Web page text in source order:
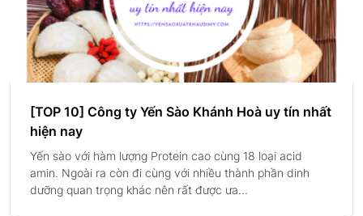
[TOP 10] Công ty Yến Sào Khánh Hoà uy tín nhất
hiện nay
Yến sào với hàm lượng Protein cao cùng 18 loại acid
amin. Ngoài ra còn đi cùng với nhiều thành phần dinh
dưỡng quan trọng khác nên rất được ưa...